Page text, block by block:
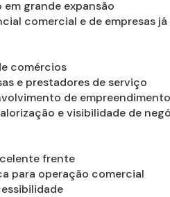
grande expansão
comercial e de empresas
comércios
e prestadores de serviço
de
e visibilidade de
frente
para operação comercial